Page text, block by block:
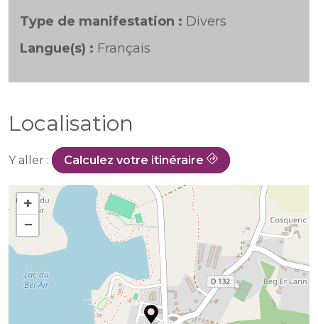
Type de manifestation : Divers
Langue(s) : Français
Localisation
Y aller : Calculez votre itinéraire
+
−